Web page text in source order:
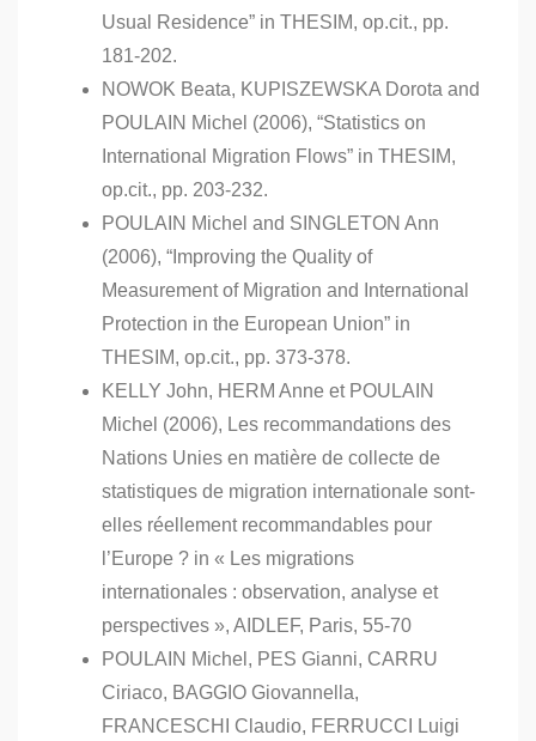
Usual Residence” in THESIM, op.cit., pp.
181-202.
NOWOK Beata, KUPISZEWSKA Dorota and
POULAIN Michel (2006), “Statistics on
International Migration Flows” in THESIM,
op.cit., pp. 203-232.
POULAIN Michel and SINGLETON Ann
(2006), “Improving the Quality of
Measurement of Migration and International
Protection in the European Union” in
THESIM, op.cit., pp. 373-378.
KELLY John, HERM Anne et POULAIN
Michel (2006), Les recommandations des
Nations Unies en matière de collecte de
statistiques de migration internationale sont-
elles réellement recommandables pour
l’Europe ? in « Les migrations
internationales : observation, analyse et
perspectives », AIDLEF, Paris, 55-70
POULAIN Michel, PES Gianni, CARRU
Ciriaco, BAGGIO Giovannella,
FRANCESCHI Claudio, FERRUCCI Luigi